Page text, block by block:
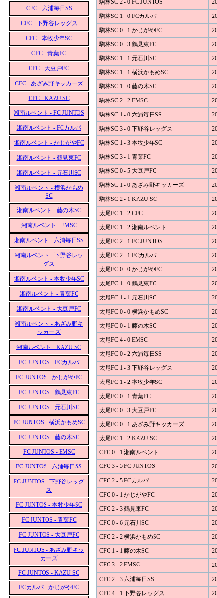
CFC - 六浦毎日SS
CFC - 下野谷レッグス
CFC - 本牧少年SC
CFC - 青葉FC
CFC - 大豆戸FC
CFC - あざみ野キッカーズ
CFC - KAZU SC
湘南ルベント - FC JUNTOS
湘南ルベント - FCカルパ
湘南ルベント - かじがやFC
湘南ルベント - 鶴見東FC
湘南ルベント - 元石川SC
湘南ルベント - 横浜かもめ
SC
湘南ルベント - 藤の木SC
湘南ルベント - EMSC
湘南ルベント - 六浦毎日SS
湘南ルベント - 下野谷レッ
グス
湘南ルベント - 本牧少年SC
湘南ルベント - 青葉FC
湘南ルベント - 大豆戸FC
湘南ルベント - あざみ野キ
ッカーズ
湘南ルベント - KAZU SC
FC JUNTOS - FCカルパ
FC JUNTOS - かじがやFC
FC JUNTOS - 鶴見東FC
FC JUNTOS - 元石川SC
FC JUNTOS - 横浜かもめSC
FC JUNTOS - 藤の木SC
FC JUNTOS - EMSC
FC JUNTOS - 六浦毎日SS
FC JUNTOS - 下野谷レッグ
ス
FC JUNTOS - 本牧少年SC
FC JUNTOS - 青葉FC
FC JUNTOS - 大豆戸FC
FC JUNTOS - あざみ野キッ
カーズ
FC JUNTOS - KAZU SC
FCカルパ - かじがやFC
駒林SC 2 - 0 FC JUNTOS
駒林SC 1 - 0 FCカルパ
駒林SC 0 - 1 かじがやFC
駒林SC 0 - 3 鶴見東FC
駒林SC 1 - 1 元石川SC
駒林SC 1 - 1 横浜かもめSC
駒林SC 1 - 0 藤の木SC
駒林SC 2 - 2 EMSC
駒林SC 1 - 0 六浦毎日SS
駒林SC 3 - 0 下野谷レッグス
駒林SC 1 - 3 本牧少年SC
駒林SC 3 - 1 青葉FC
駒林SC 0 - 5 大豆戸FC
駒林SC 1 - 0 あざみ野キッカーズ
駒林SC 2 - 1 KAZU SC
太尾FC 1 - 2 CFC
太尾FC 1 - 2 湘南ルベント
太尾FC 2 - 1 FC JUNTOS
太尾FC 2 - 1 FCカルパ
太尾FC 0 - 0 かじがやFC
太尾FC 1 - 0 鶴見東FC
太尾FC 1 - 1 元石川SC
太尾FC 0 - 0 横浜かもめSC
太尾FC 0 - 1 藤の木SC
太尾FC 4 - 0 EMSC
太尾FC 0 - 2 六浦毎日SS
太尾FC 1 - 3 下野谷レッグス
太尾FC 1 - 2 本牧少年SC
太尾FC 0 - 1 青葉FC
太尾FC 0 - 3 大豆戸FC
太尾FC 0 - 1 あざみ野キッカーズ
太尾FC 1 - 2 KAZU SC
CFC 0 - 1 湘南ルベント
CFC 3 - 5 FC JUNTOS
CFC 2 - 5 FCカルパ
CFC 0 - 1 かじがやFC
CFC 2 - 3 鶴見東FC
CFC 0 - 6 元石川SC
CFC 2 - 2 横浜かもめSC
CFC 1 - 1 藤の木SC
CFC 3 - 2 EMSC
CFC 2 - 3 六浦毎日SS
CFC 4 - 1 下野谷レッグス